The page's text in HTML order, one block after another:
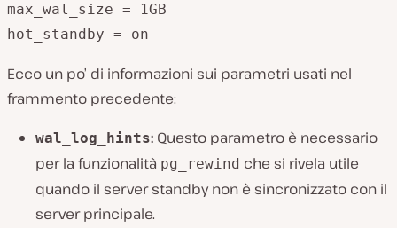
max_wal_size = 1GB
hot_standby = on
Ecco un po’ di informazioni sui parametri usati nel
frammento precedente:
wal_log_hints: Questo parametro è necessario
per la funzionalità pg_rewind che si rivela utile
quando il server standby non è sincronizzato con il
server principale.